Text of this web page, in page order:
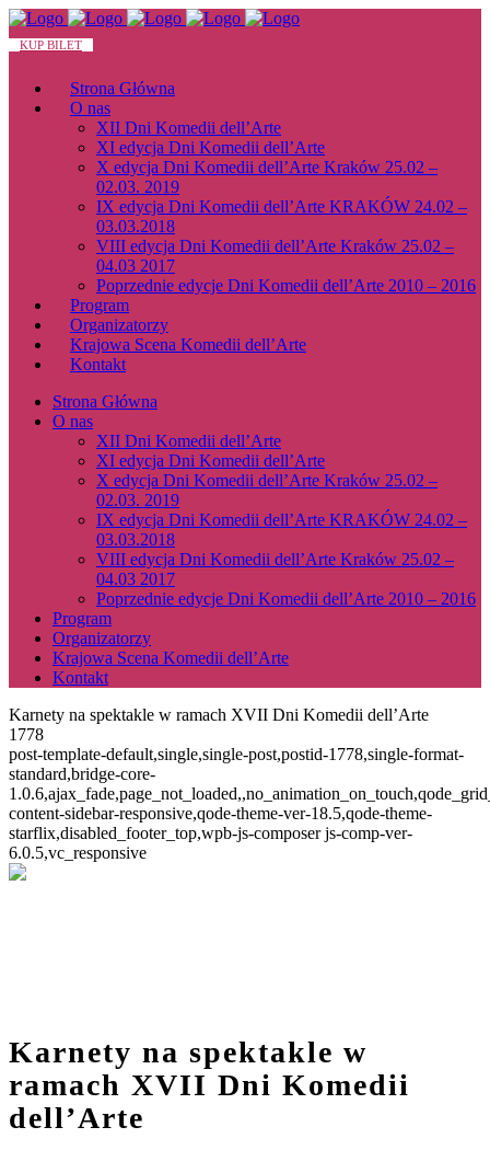
KUP BILET
Strona Główna
O nas
XII Dni Komedii dell’Arte
XI edycja Dni Komedii dell’Arte
X edycja Dni Komedii dell’Arte Kraków 25.02 –
02.03. 2019
IX edycja Dni Komedii dell’Arte KRAKÓW 24.02 –
03.03.2018
VIII edycja Dni Komedii dell’Arte Kraków 25.02 –
04.03 2017
Poprzednie edycje Dni Komedii dell’Arte 2010 – 2016
Program
Organizatorzy
Krajowa Scena Komedii dell’Arte
Kontakt
Strona Główna
O nas
XII Dni Komedii dell’Arte
XI edycja Dni Komedii dell’Arte
X edycja Dni Komedii dell’Arte Kraków 25.02 –
02.03. 2019
IX edycja Dni Komedii dell’Arte KRAKÓW 24.02 –
03.03.2018
VIII edycja Dni Komedii dell’Arte Kraków 25.02 –
04.03 2017
Poprzednie edycje Dni Komedii dell’Arte 2010 – 2016
Program
Organizatorzy
Krajowa Scena Komedii dell’Arte
Kontakt
Karnety na spektakle w ramach XVII Dni Komedii dell’Arte
1778
post-template-default,single,single-post,postid-1778,single-format-
standard,bridge-core-
content-sidebar-responsive,qode-theme-ver-18.5,qode-theme-
starflix,disabled_footer_top,wpb-js-composer js-comp-ver-
6.0.5,vc_responsive
Karnety na spektakle w
ramach XVII Dni Komedii
dell’Arte